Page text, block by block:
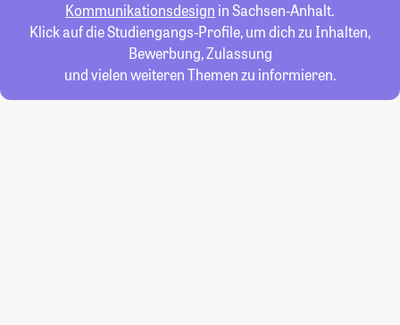
Kommunikationsdesign in Sachsen-Anhalt.
Klick auf die Studiengangs-Profile, um dich zu Inhalten,
Bewerbung, Zulassung
und vielen weiteren Themen zu informieren.